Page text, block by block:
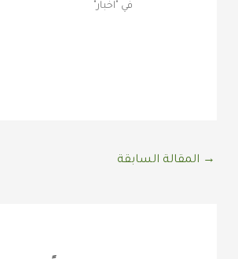
في "اخبار"
→ المقالة السابقة